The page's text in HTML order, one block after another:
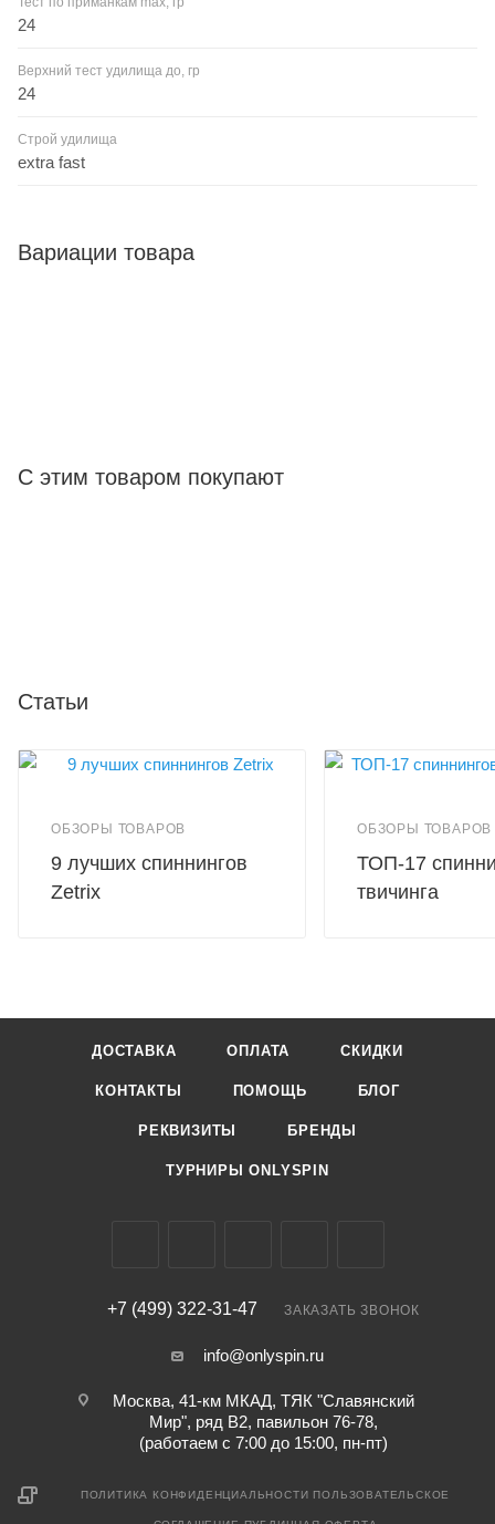
24
Верхний тест удилища до, гр
24
Строй удилища
extra fast
Вариации товара
С этим товаром покупают
Статьи
ОБЗОРЫ ТОВАРОВ
9 лучших спиннингов
Zetrix
ОБЗОРЫ ТОВАРОВ
ТОП-17
твичинга
ДОСТАВКА ОПЛАТА СКИДКИ
КОНТАКТЫ ПОМОЩЬ БЛОГ
РЕКВИЗИТЫ БРЕНДЫ
ТУРНИРЫ ONLYSPIN
+7 (499) 322-31-47 ЗАКАЗАТЬ ЗВОНОК
info@onlyspin.ru
Москва, 41-км МКАД, ТЯК "Славянский
Мир", ряд В2, павильон 76-78,
(работаем с 7:00 до 15:00, пн-пт)
ПОЛИТИКА КОНФИДЕНЦИАЛЬНОСТИ ПОЛЬЗОВАТЕЛЬСКОЕ